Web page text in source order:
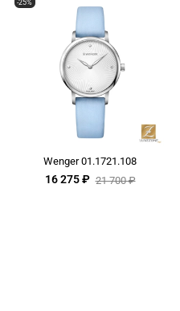
-25%
Wenger 01.1721.108
16 275 ₽ 21 700 ₽